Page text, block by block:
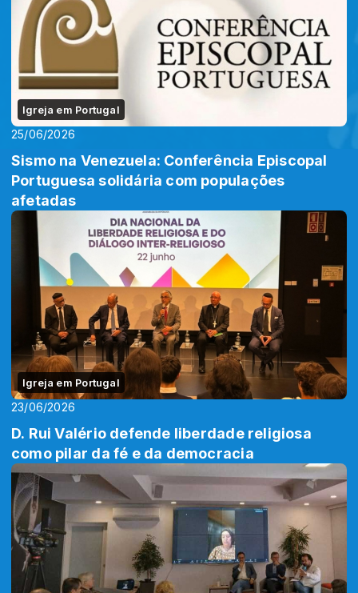
Igreja em Portugal
25/06/2026
Sismo na Venezuela: Conferência Episcopal
Portuguesa solidária com populações
afetadas
Igreja em Portugal
23/06/2026
D. Rui Valério defende liberdade religiosa
como pilar da fé e da democracia